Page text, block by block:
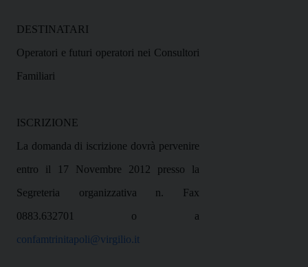
DESTINATARI
Operatori e futuri operatori nei Consultori
Familiari
ISCRIZIONE
La domanda di iscrizione dovrà pervenire
entro il 17 Novembre 2012 presso la
Segreteria organizzativa n. Fax
0883.632701 o a
confamtrinitapoli@virgilio.it